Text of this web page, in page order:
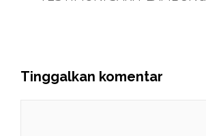
Tinggalkan komentar